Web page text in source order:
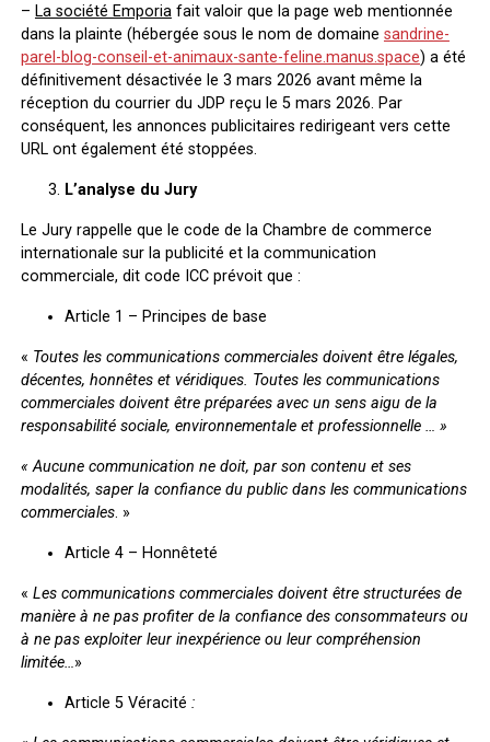
– La société Emporiafait valoir que la page web mentionnée
dans la plainte (hébergée sous le nom de domaine sandrine-
parel-blog-conseil-et-animaux-sante-feline.manus.space) a été
définitivement désactivée le 3 mars 2026 avant même la
réception du courrier du JDP reçu le 5 mars 2026. Par
conséquent, les annonces publicitaires redirigeant vers cette
URL ont également été stoppées.
L’analyse du Jury
Le Jury rappelle que le code de la Chambre de commerce
internationale sur la publicité et la communication
commerciale, dit code ICC prévoit que :
Article 1 – Principes de base
« Toutes les communications commerciales doivent être légales,
décentes, honnêtes et véridiques. Toutes les communications
commerciales doivent être préparées avec un sens aigu de la
responsabilité sociale, environnementale et professionnelle … »
« Aucune communication ne doit, par son contenu et ses
modalités, saper la confiance du public dans les communications
commerciales. »
Article 4 – Honnêteté
« Les communications commerciales doivent être structurées de
manière à ne pas profiter de la confiance des consommateurs ou
à ne pas exploiter leur inexpérience ou leur compréhension
limitée…»
Article 5 Véracité :